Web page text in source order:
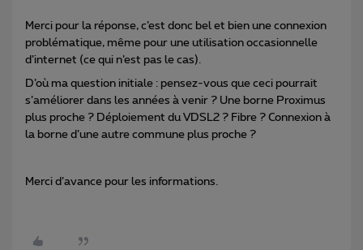
Merci pour la réponse, c’est donc bel et bien une connexion
problématique, même pour une utilisation occasionnelle
d’internet (ce qui n’est pas le cas).
D’où ma question initiale : pensez-vous que ceci pourrait
s’améliorer dans les années à venir ? Une borne Proximus
plus proche ? Déploiement du VDSL2 ? Fibre ? Connexion à
la borne d’une autre commune plus proche ?
Merci d’avance pour les informations.